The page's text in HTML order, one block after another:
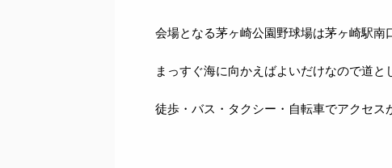
会場となる茅ヶ崎公園野球場は茅ヶ崎駅南
まっすぐ海に向かえばよいだけなので道と
徒歩・バス・タクシー・自転車でアクセス